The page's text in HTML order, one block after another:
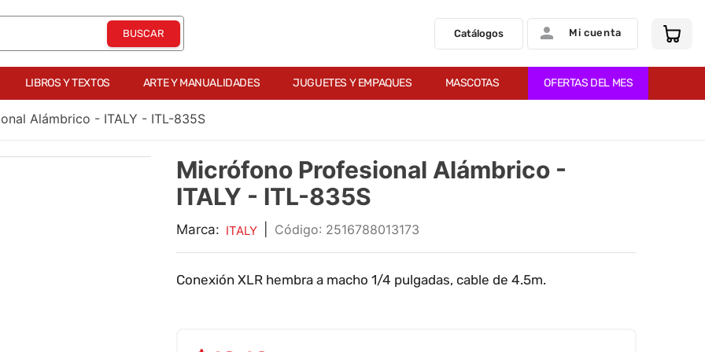
Catálogos Mi cuenta
LIBROS Y TEXTOS ARTE Y MANUALIDADES JUGUETES Y EMPAQUES MASCOTAS OFERTAS DEL MES
Alámbrico - ITALY - ITL-835S
Micrófono Profesional Alámbrico -
ITALY - ITL-835S
Marca: ITALY : 2516788013173
Conexión XLR hembra a macho 1/4 pulgadas, cable de 4.5m.